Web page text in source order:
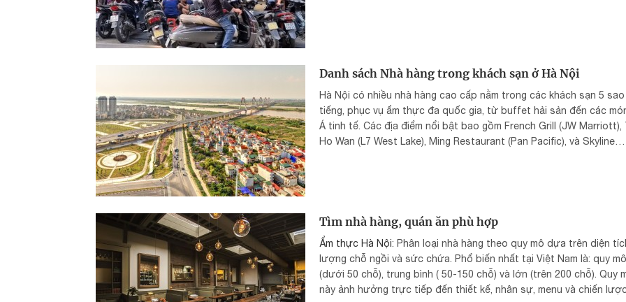
Danh sách Nhà hàng trong khách sạn ở Hà Nội
Hà Nội có nhiều nhà hàng cao cấp nằm trong các khách sạn 5
tiếng, phục vụ ẩm thực đa quốc gia, từ buffet hải sản đến các
Á tinh tế. Các địa điểm nổi bật bao gồm French Grill (JW Marriott),
Ho Wan (L7 West Lake), Ming Restaurant (Pan Pacific), và Skyline
Tìm nhà hàng, quán ăn phù hợp
Ẩm thực Hà Nội: Phân loại nhà hàng theo quy mô dựa trên diện
lượng chỗ ngồi và sức chứa. Phổ biến nhất tại Việt Nam là: quy
(dưới 50 chỗ), trung bình ( 50-150 chỗ) và lớn (trên 200 chỗ). Quy
này ảnh hưởng trực tiếp đến thiết kế, nhân sự, menu và chiến